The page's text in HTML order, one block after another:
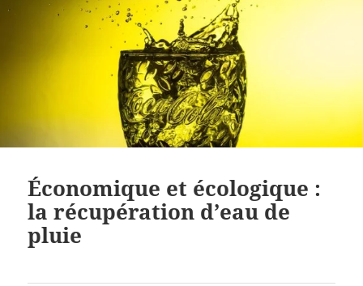
Économique et écologique :
la récupération d’eau de
pluie